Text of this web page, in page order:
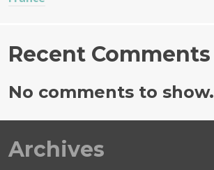
Recent Comments
No comments to show.
Archives